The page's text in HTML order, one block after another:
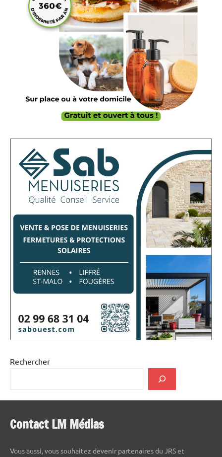
Rechercher
Contact LM Médias
Vous aussi, vous souhaitez devenir partenaires du JRS et